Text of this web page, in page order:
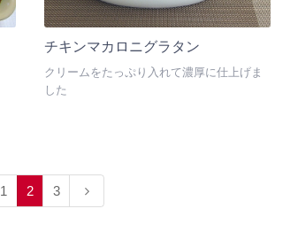
チキンマカロニグラタン
クリームをたっぷり入れて濃厚に仕上げま
した
1 2 3